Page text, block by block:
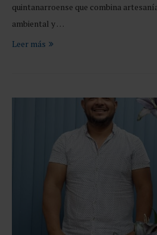
quintanarroense que combina
ambiental y …
Leer más